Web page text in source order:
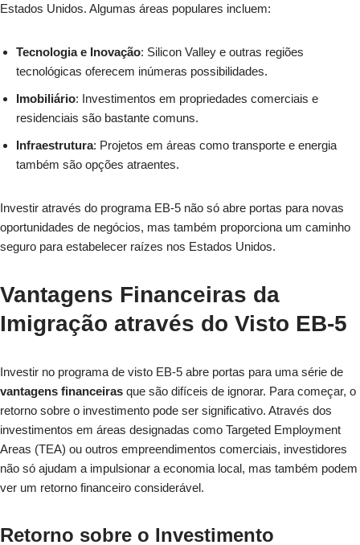
Estados Unidos. Algumas áreas populares incluem:
Tecnologia e Inovação: Silicon Valley e outras regiões
tecnológicas oferecem inúmeras possibilidades.
Imobiliário: Investimentos em propriedades comerciais e
residenciais são bastante comuns.
Infraestrutura: Projetos em áreas como transporte e energia
também são opções atraentes.
Investir através do programa EB-5 não só abre portas para novas
oportunidades de negócios, mas também proporciona um caminho
seguro para estabelecer raízes nos Estados Unidos.
Vantagens Financeiras da
Imigração através do Visto EB-5
Investir no programa de visto EB-5 abre portas para uma série de
vantagens financeiras que são difíceis de ignorar. Para começar, o
retorno sobre o investimento pode ser significativo. Através dos
investimentos em áreas designadas como Targeted Employment
Areas (TEA) ou outros empreendimentos comerciais, investidores
não só ajudam a impulsionar a economia local, mas também podem
ver um retorno financeiro considerável.
Retorno sobre o Investimento